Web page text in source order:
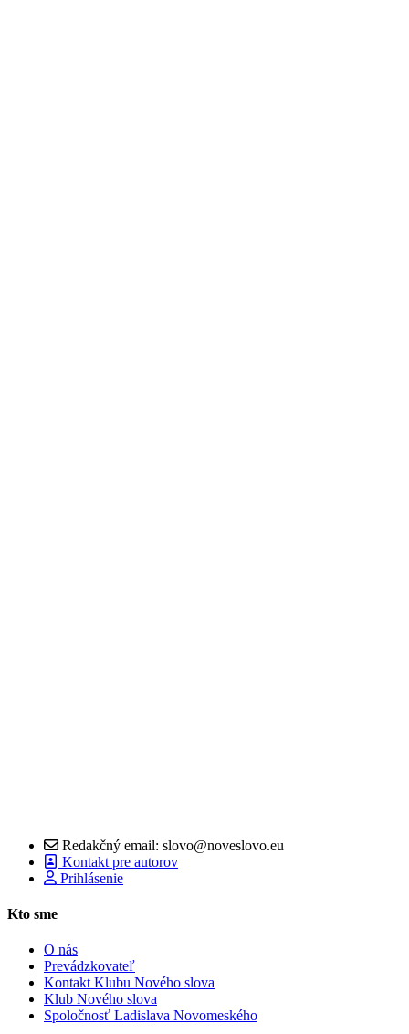
Redakčný email: slovo@noveslovo.eu
Kontakt pre autorov
Prihlásenie
Kto sme
O nás
Prevádzkovateľ
Kontakt Klubu Nového slova
Klub Nového slova
Spoločnosť Ladislava Novomeského